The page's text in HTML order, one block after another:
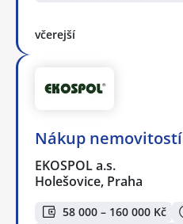
včerejší
Nákup nemovitostí
EKOSPOL a.s.
Holešovice, Praha
58 000 – 160 000 Kč